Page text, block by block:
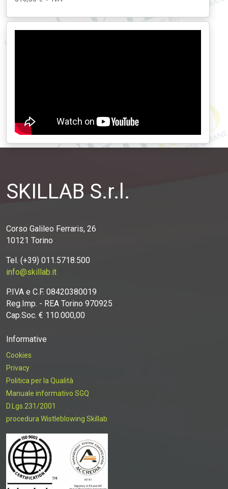
SKILLAB S.r.l.
Corso Galileo Ferraris, 26
10121 Torino
Tel. (+39) 011.5718.500
info@skillab.it
P.IVA e C.F. 08420380019
Reg.Imp. - REA Torino 970925
Cap.Soc. € 110.000,00
Informative
Cookies
Privacy
Politica per la Qualità
Manuale informativo SGQ
D.Lgs.231/2001
procedura Wistleblowing Skillab